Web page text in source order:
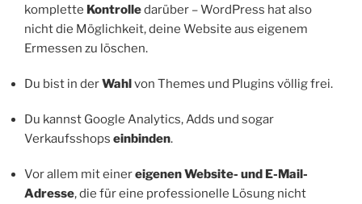
komplette Kontrolledarüber – WordPress hat also
nicht die Möglichkeit, deine Website aus eigenem
Ermessen zu löschen.
Du bist in derWahlvon Themes und Plugins völlig frei.
Du kannst Google Analytics, Adds und sogar
Verkaufsshops einbinden.
Vor allem mit einereigenen Website- und E-Mail-
Adresse, die für eine professionelle Lösung nicht